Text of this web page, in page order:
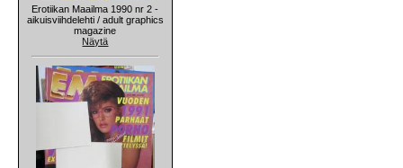
Erotiikan Maailma 1990 nr 2 -
aikuisviihdelehti / adult graphics
magazine
Näytä